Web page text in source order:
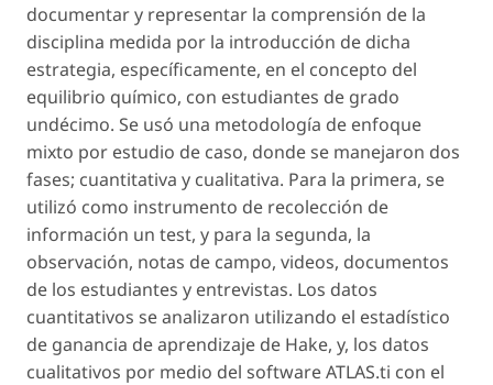
documentar y representar la comprensión de la
disciplina medida por la introducción de dicha
estrategia, específicamente, en el concepto del
equilibrio químico, con estudiantes de grado
undécimo. Se usó una metodología de enfoque
mixto por estudio de caso, donde se manejaron dos
fases; cuantitativa y cualitativa. Para la primera, se
utilizó como instrumento de recolección de
información un test, y para la segunda, la
observación, notas de campo, videos, documentos
de los estudiantes y entrevistas. Los datos
cuantitativos se analizaron utilizando el estadístico
de ganancia de aprendizaje de Hake, y, los datos
cualitativos por medio del software ATLAS.ti con el